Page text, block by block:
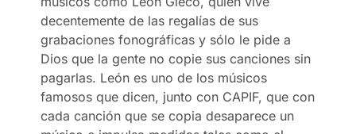
decentemente de las regalías de sus
grabaciones fonográficas y sólo le pide a
Dios que la gente no copie sus canciones sin
pagarlas. León es uno de los músicos
famosos que dicen, junto con CAPIF, que con
cada canción que se copia desaparece un